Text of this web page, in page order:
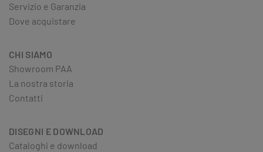
Servizio e Garanzia
Dove acquistare
CHI SIAMO
Showroom PAA
La nostra storia
Contatti
DISEGNI E DOWNLOAD
Cataloghi e download